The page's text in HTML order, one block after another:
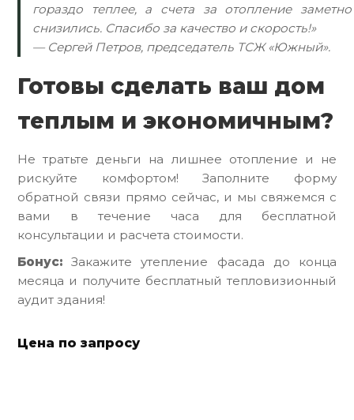
гораздо теплее, а счета за отопление заметно
снизились. Спасибо за качество и скорость!»
— Сергей Петров, председатель ТСЖ «Южный».
Готовы сделать ваш дом
теплым и экономичным?
Не тратьте деньги на лишнее отопление и не
рискуйте комфортом! Заполните форму
обратной связи прямо сейчас, и мы свяжемся с
вами в течение часа для бесплатной
консультации и расчета стоимости.
Бонус: Закажите утепление фасада до конца
месяца и получите бесплатный тепловизионный
аудит здания!
Цена по запросу